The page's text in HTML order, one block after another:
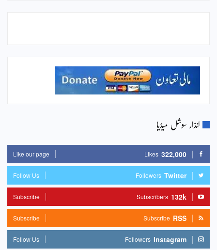
انذار سوشل میڈیا
322,000
Likes
Like our page
Twitter
Followers
Follow Us
132k
Subscribers
Subscribe
RSS
Subscribe
Subscribe
Instagram
Followers
Follow Us